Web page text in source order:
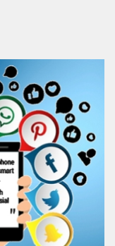
DISCLAIMER
KODE ETIK